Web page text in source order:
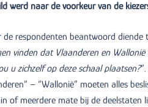
werd naar de voorkeur van de
de respondenten beantwoord diende
vinden dat Vlaanderen en
u zichzelf op deze schaal plaatsen?
– “Wallonië” moeten alles
of meerdere mate bij de deelstaten